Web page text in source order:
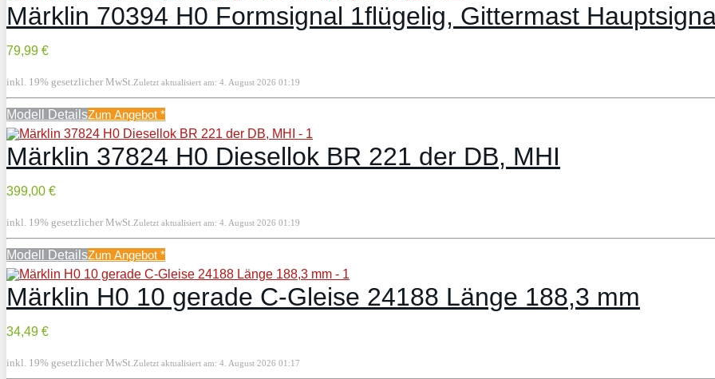
Märklin 70394 H0 Formsignal 1flügelig, Gittermast
79,99 €
inkl. 19% gesetzlicher MwSt. Zuletzt aktualisiert am: 4. August 2026 01:19
Modell DetailsZum Angebot *
Märklin 37824 H0 Diesellok BR 221 der DB, MHI
399,00 €
inkl. 19% gesetzlicher MwSt. Zuletzt aktualisiert am: 4. August 2026 01:19
Modell DetailsZum Angebot *
Märklin H0 10 gerade C-Gleise 24188 Länge 188,3 mm
34,49 €
inkl. 19% gesetzlicher MwSt. Zuletzt aktualisiert am: 4. August 2026 01:17